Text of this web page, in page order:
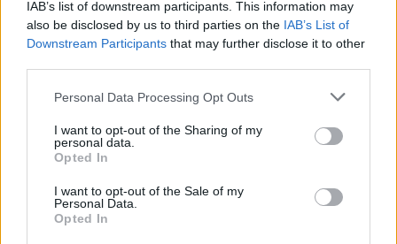
IAB’s list of downstream participants. This information may
also be disclosed by us to third parties on the IAB’s List of
Downstream Participants that may further disclose it to other
Please note that this website/app uses one or more Google
not limited to your visit or usage behaviour. You may click to
grant or deny consent to Google and its third-party tags to
use your data for below specified purposes in below Google
consent section.
Personal Data Processing Opt Outs
I want to opt-out of the Sharing of my
personal data.
Opted In
I want to opt-out of the Sale of my
Personal Data.
Opted In
hagyatéka, Sas TamásApám beájulnaés Gigor
AttilaA nyomozócímű filmje.
A trivandrumi nemzetközi filmfesztiválon 25
országból 51 filmet mutatnak be, a hét
magyar film mellett öt japán, valamint nyolc
francia és német nagyjátékfilm is szerepel a
programban.
Forrás:MTI